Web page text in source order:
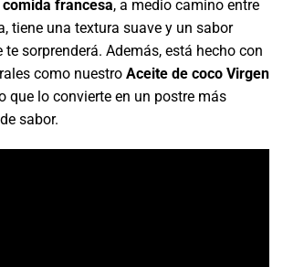
comida francesa, a medio camino entre
tiene una textura suave y un sabor
sorprenderá. Además, está hecho con
como nuestro Aceite de coco Virgen
que lo convierte en un postre más
sabor.